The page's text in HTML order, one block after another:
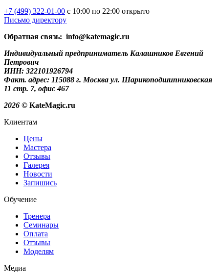
+7 (499) 322-01-00 с 10:00 по 22:00 открыто
Письмо директору
Обратная связь: info@katemagic.ru
Индивидуальный предприниматель Калашников Евгений
Петрович
ИНН: 322101926794
Факт. адрес: 115088 г. Москва ул. Шарикоподшипниковская
11 стр. 7, офис 467
2026 © KateMagic.ru
Клиентам
Цены
Мастера
Отзывы
Галерея
Новости
Запишись
Обучение
Тренера
Семинары
Оплата
Отзывы
Моделям
Медиа